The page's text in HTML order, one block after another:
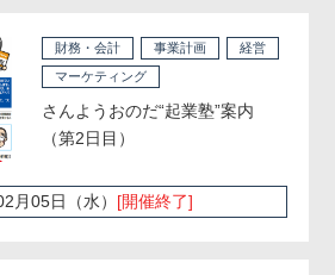
財務・会計 事業計画
経営
マーケティング
さんようおのだ“起業塾”案内
（第2日目）
月05日（水） [開催終了]